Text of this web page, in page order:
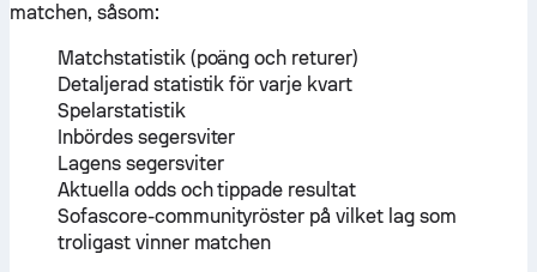
matchen, såsom:
Matchstatistik (poäng och returer)
Detaljerad statistik för varje kvart
Spelarstatistik
Inbördes segersviter
Lagens segersviter
Aktuella odds och tippade resultat
Sofascore-communityröster på vilket lag som
troligast vinner matchen